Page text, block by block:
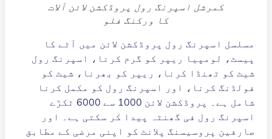
کمرشل اسپرنگ رول پروڈکشن لائن آلات
کا ورکنگ فلو
مسلسل اسپرنگ رول پروڈکشن لائن میں آٹے کا
پیسٹ، لومپیا ریپر کو گرم کرنا، اسپرنگ رول
شیٹ کو ٹھنڈا کرنا، ریپر کو بھرنا، شیٹ کو
فولڈنگ کرنا، اور اسپرنگ رول کو مکمل کرنا
شامل ہے۔ پروڈکشن لائن 1000 سے 6000 ٹکڑے
اسپرنگ رول فی گھنٹہ پیدا کر سکتی ہے۔ اور
صارفین پروسیسنگ پلانٹ کو اپنی مرضی کے مطابق